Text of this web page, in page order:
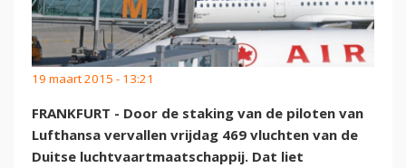
19 maart 2015 - 13:21
FRANKFURT - Door de staking van de piloten van
Lufthansa vervallen vrijdag 469 vluchten van de
Duitse luchtvaartmaatschappij. Dat liet